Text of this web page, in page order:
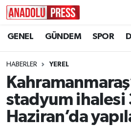
GENEL GÜNDEM SPOR
HABERLER YEREL
stadyum ihalesi
Haziran’da
Nöbetçi Eczaneler
Hava Durumu
Namaz Vakitleri
Trafik Durumu